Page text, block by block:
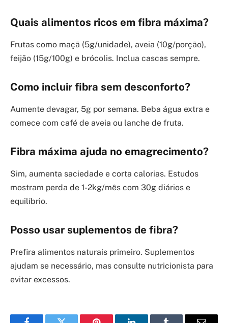
Quais alimentos ricos em fibra máxima?
Frutas como maçã (5g/unidade), aveia (10g/porção),
feijão (15g/100g) e brócolis. Inclua cascas sempre.
Como incluir fibra sem desconforto?
Aumente devagar, 5g por semana. Beba água extra e
comece com café de aveia ou lanche de fruta.
Fibra máxima ajuda no emagrecimento?
Sim, aumenta saciedade e corta calorias. Estudos
mostram perda de 1-2kg/mês com 30g diários e
equilíbrio.
Posso usar suplementos de fibra?
Prefira alimentos naturais primeiro. Suplementos
ajudam se necessário, mas consulte nutricionista para
evitar excessos.